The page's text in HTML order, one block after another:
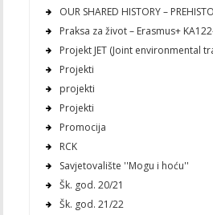
OUR SHARED HISTORY –
Praksa za život – Erasmus+
Projekt JET (Joint environmental
Projekti
projekti
Projekti
Promocija
RCK
Savjetovalište ''Mogu i hoću''
Šk. god. 20/21
Šk. god. 21/22